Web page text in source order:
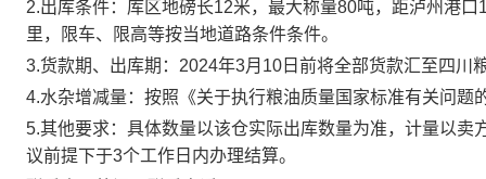
2.出库条件： 库区地磅长12米，最大称量80吨，距泸州港口
里， 限车、限高等按当地道路条件条件。
3.货款期、出库期： 2024年3月10日前将全部货款汇至四川
4.水杂增减量： 按照《关于执行粮油质量国家标准有关问题
5.其他要求： 具体数量以该仓实际出库数量为准，计量以卖
议前提下于3个工作日内办理结算。